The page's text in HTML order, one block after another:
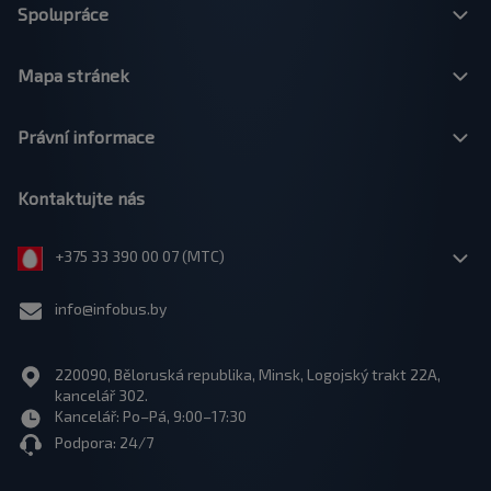
Spolupráce
Mapa stránek
Právní informace
Kontaktujte nás
+375 33 390 00 07 (МТС)
info@infobus.by
220090, Běloruská republika, Minsk, Logojský trakt 22A,
kancelář 302.
Kancelář: Po–Pá, 9:00–17:30
Podpora: 24/7